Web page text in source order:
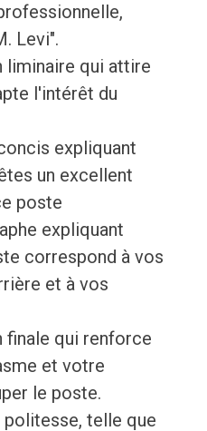
Levi".
liminaire qui attire
l'intérêt du
expliquant
un excellent
poste
expliquant
correspond à vos
et à vos
finale qui renforce
et votre
le poste.
politesse, telle que